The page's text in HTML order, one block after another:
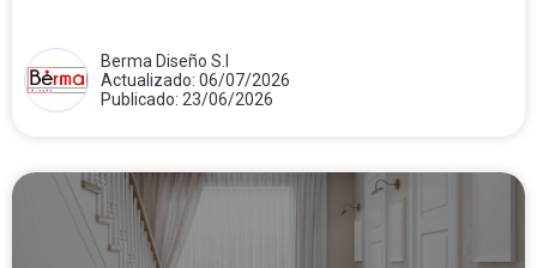
Berma Diseño S.l
Actualizado: 06/07/2026
Publicado: 23/06/2026